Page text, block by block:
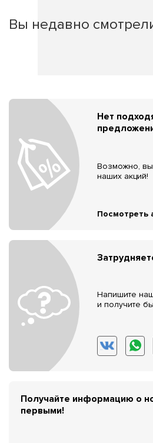
Вы недавно
Нет
Возможно, вы
наших акций!
Посмотреть
Напишите
и получите
Получайте информацию о
первыми!